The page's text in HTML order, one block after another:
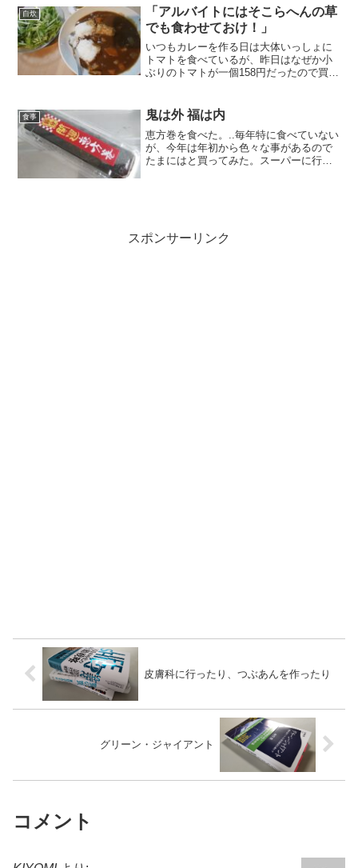
ラテを飲んだことがない。.泡とコーヒー
が別...
自炊
「アルバイトにはそこらへんの草
でも食わせておけ！」
いつもカレーを作る日は大体いっしょに
トマトを食べているが、昨日はなぜか小
ぶりのトマトが一個158円だったので買う
ーを歩いていると「広告の品 水菜50円」
のポップを発見...
食事 鬼は外 福は内
恵方巻を食べた。..毎年特に食べていない
が、今年は年初から色々な事があるので
たまにはと買ってみた。スーパーに行く
スポンサーリンク
皮膚科に行ったり、つぶあんを作ったり
グリーン・ジャイアント
コメント